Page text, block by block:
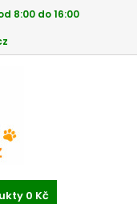
8:00 do 16:00
0 Kč